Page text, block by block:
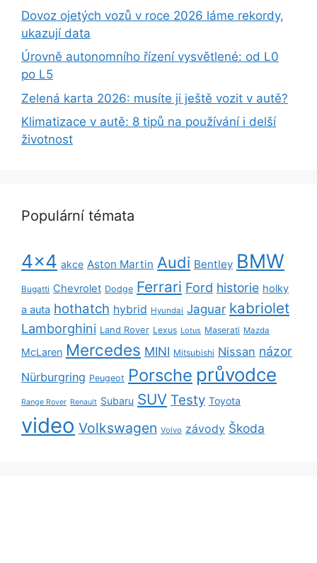
Dovoz ojetých vozů v roce 2026 láme rekordy,
ukazují data
Úrovně autonomního řízení vysvětlené: od L0
po L5
Zelená karta 2026: musíte ji ještě vozit v autě?
Klimatizace v autě: 8 tipů na používání i delší
životnost
Populární témata
4x4 akce Aston Martin Audi Bentley BMW
Bugatti Chevrolet Dodge Ferrari Ford historie holky
a auta hothatch hybrid Hyundai Jaguar kabriolet
Lamborghini Land Rover Lexus Lotus Maserati Mazda
McLaren Mercedes MINI Mitsubishi Nissan názor
Nürburgring Peugeot Porsche průvodce
Range Rover Renault Subaru SUV Testy Toyota
video Volkswagen Volvo závody Škoda